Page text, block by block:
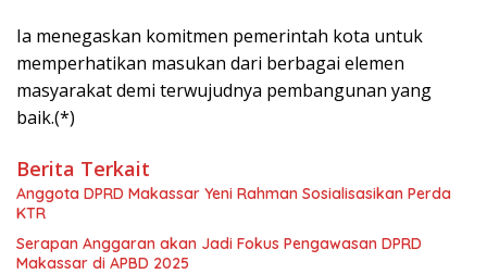
Ia menegaskan komitmen pemerintah kota untuk
memperhatikan masukan dari berbagai elemen
masyarakat demi terwujudnya pembangunan yang
baik.(*)
Berita Terkait
Anggota DPRD Makassar Yeni Rahman Sosialisasikan Perda
KTR
Serapan Anggaran akan Jadi Fokus Pengawasan DPRD
Makassar di APBD 2025